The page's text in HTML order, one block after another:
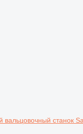
вальцовочный станок